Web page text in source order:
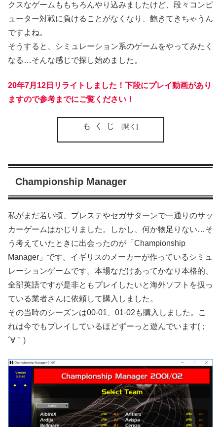
クスなゲームももちろんやり込みましたけど、段々コンピ
ューター対戦に負けることがなくなり、飽きてきちゃうん
ですよね。
そうすると、シミュレーション系のゲームをやってみたく
なる…そんな感じで探し始めました。
20年7月12日リライトしました！下段にプレイ動画があり
ますので参考までにご覧ください！
もくじ
Championship Manager
私がまだ若い頃、プレステやセガサターンで一通りのサッ
カーゲームはかじりました。しかし、何か物足りない…そ
う考えていたときに出会ったのが「Championship
Manager」です。イギリスのメーカーが作っているシミュ
レーションゲームです。本場なだけあってかなり本格的、
全部英語ですが是非ともプレイしたいと海外ソフトを扱っ
ている業者さんに依頼して購入しました。
その当時のシーズンは00-01、01-02も購入しました。こ
れは今でもプレイしているほどずーっと遊んでいます(；
´∀｀)